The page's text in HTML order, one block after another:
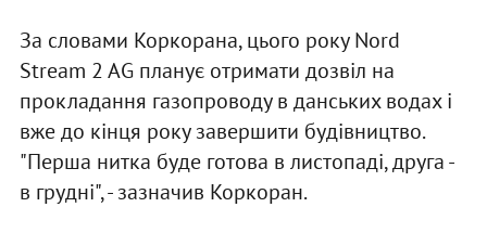
За словами Коркорана, цього року Nord
Stream 2 AG планує отримати дозвіл на
прокладання газопроводу в данських водах і
вже до кінця року завершити будівництво.
"Перша нитка буде готова в листопаді, друга -
в грудні", - зазначив Коркоран.